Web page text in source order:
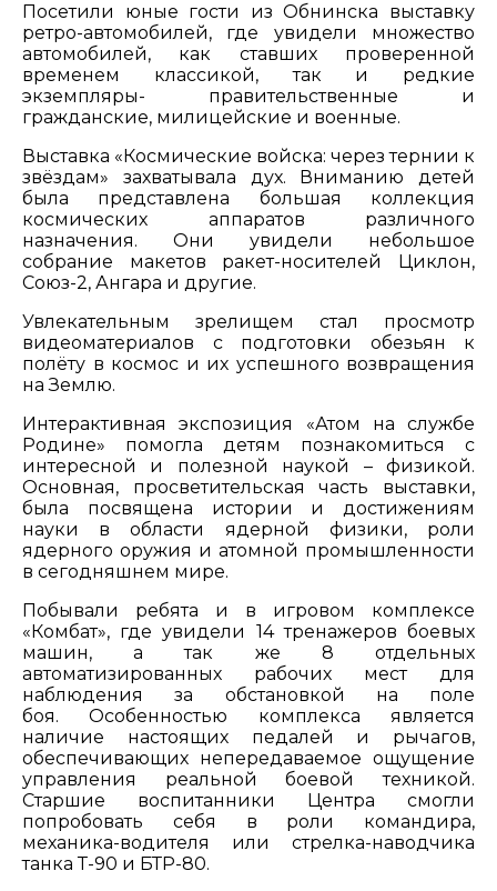
Посетили юные гости из Обнинска выставку
ретро-автомобилей, где увидели множество
автомобилей, как ставших проверенной
временем классикой, так и редкие
экземпляры- правительственные и
гражданские, милицейские и военные.
Выставка «Космические войска: через тернии к
звёздам» захватывала дух. Вниманию детей
была представлена большая коллекция
космических аппаратов различного
назначения. Они увидели небольшое
собрание макетов ракет-носителей Циклон,
Союз-2, Ангара и другие.
Увлекательным зрелищем стал просмотр
видеоматериалов с подготовки обезьян к
полёту в космос и их успешного возвращения
на Землю.
Интерактивная экспозиция «Атом на службе
Родине» помогла детям познакомиться с
интересной и полезной наукой – физикой.
Основная, просветительская часть выставки,
была посвящена истории и достижениям
науки в области ядерной физики, роли
ядерного оружия и атомной промышленности
в сегодняшнем мире.
Побывали ребята и в игровом комплексе
«Комбат», где увидели 14 тренажеров боевых
машин, а так же 8 отдельных
автоматизированных рабочих мест для
наблюдения за обстановкой на поле
боя. Особенностью комплекса является
наличие настоящих педалей и рычагов,
обеспечивающих непередаваемое ощущение
управления реальной боевой техникой.
Старшие воспитанники Центра смогли
попробовать себя в роли командира,
механика-водителя или стрелка-наводчика
танка Т-90 и БТР-80.